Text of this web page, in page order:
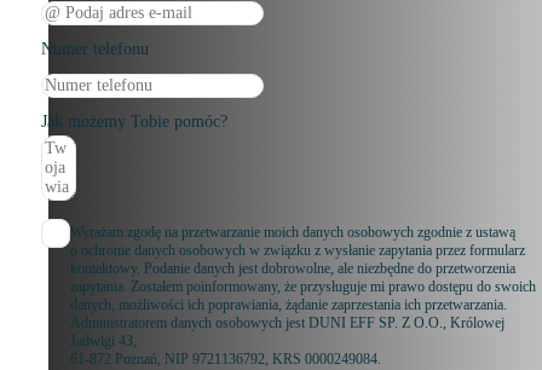
Numer telefonu
Jak możemy Tobie pomóc?
Wyrażam zgodę na przetwarzanie moich danych osobowych zgodnie z ustawą
o ochronie danych osobowych w związku z wysłanie zapytania przez formularz
kontaktowy. Podanie danych jest dobrowolne, ale niezbędne do przetworzenia
zapytania. Zostałem poinformowany, że przysługuje mi prawo dostępu do swoich
danych, możliwości ich poprawiania, żądanie zaprzestania ich przetwarzania.
Administratorem danych osobowych jest DUNI EFF SP. Z O.O., Królowej
Jadwigi 43,
61-872 Poznań, NIP 9721136792, KRS 0000249084.